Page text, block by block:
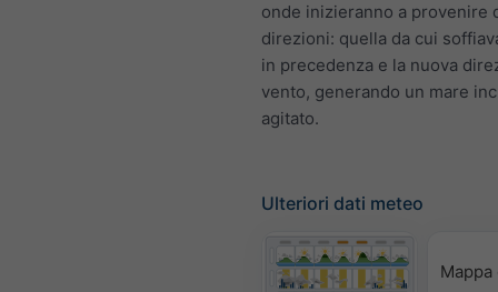
onde inizieranno a provenire
direzioni: quella da cui
in precedenza e la nuova
vento, generando un mare
agitato.
Ulteriori dati meteo